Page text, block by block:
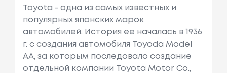
Toyota - одна из самых известных и
популярных японских марок
автомобилей. История ее началась в 1936
г. с создания автомобиля Toyoda Model
AA, за которым последовало создание
отдельной компании Toyota Motor Co.,